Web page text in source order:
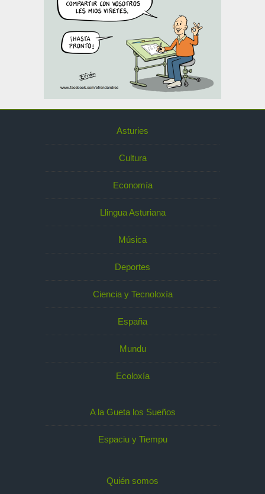
Asturies
Cultura
Economía
Llingua Asturiana
Música
Deportes
Ciencia y Tecnoloxía
España
Mundu
Ecoloxía
A la Gueta los Sueños
Espaciu y Tiempu
Quién somos